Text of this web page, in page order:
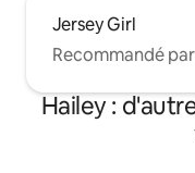
Jersey Girl
Recommandé
Hailey :